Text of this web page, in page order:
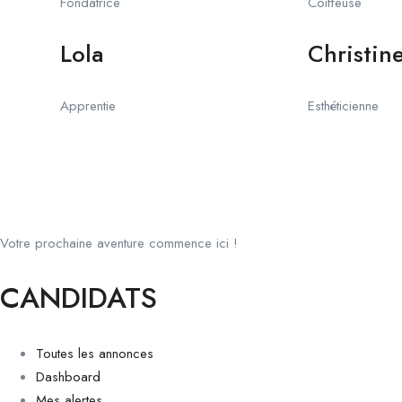
Lola
Apprentie Esthéticienne
Votre prochaine aventure commence ici !
CANDIDATS
Toutes les annonces
Dashboard